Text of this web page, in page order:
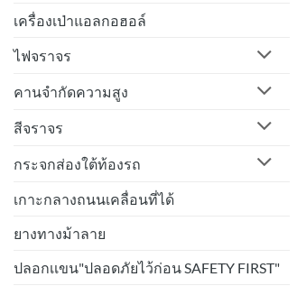
เครื่องเป่าแอลกอฮอล์
ไฟจราจร
คานจำกัดความสูง
สีจราจร
กระจกส่องใต้ท้องรถ
เกาะกลางถนนเคลื่อนที่ได้
ยางทางม้าลาย
ปลอกเเขน"ปลอดภัยไว้ก่อน SAFETY FIRST"